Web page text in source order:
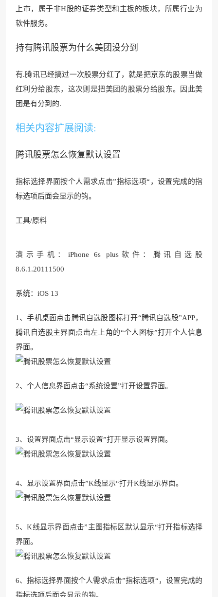
上市，属于非H股的证券类型和主板的板块，所属行业为
软件服务。
持有腾讯股票为什么美团没分到
有.腾讯已经搞过一次股票分红了，就是把京东的股票当做
红利分给股东，这次则是把美团的股票分给股东。因此美
团是有分到的.
相关内容扩展阅读:
腾讯股票怎么恢复默认设置
指标选择界面按个人需求点击”指标选项“，设置完成的指
标选项后面会显示的钩。
工具/原料
演示手机：iPhone 6s plus软件：腾讯自选股
8.6.1.20111500
系统：iOS 13
1、手机桌面点击腾讯自选股 图标打开“腾讯自选股”APP，
腾讯自选股主界面点击左上角的“个人 图标”打开个人信息
界面。
2、个人信息界面点击“系统设置”打开设置界面。
3、设置界面点击“显示设置”打开显示设置界面。
4、显示设置界面点击”K线显示“打开K线显示界面。
5、K线显示界面点击”主图指标区默认显示“打开指标选择
界面。
6、指标选择界面按个人需求点击”指标选项“，设置完成的
指标选项后面会显示的钩。